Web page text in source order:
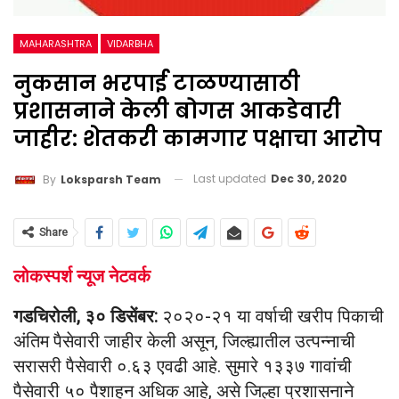
MAHARASHTRA VIDARBHA
नुकसान भरपाई टाळण्यासाठी
प्रशासनाने केली बोगस आकडेवारी
जाहीर: शेतकरी कामगार पक्षाचा आरोप
By Loksparsh Team Last updated Dec 30, 2020
Share
लोकस्पर्श न्यूज नेटवर्क
गडचिरोली, ३० डिसेंबर: २०२०-२१ या वर्षाची खरीप पिकाची
अंतिम पैसेवारी जाहीर केली असून, जिल्ह्यातील उत्पन्नाची
सरासरी पैसेवारी ०.६३ एवढी आहे. सुमारे १३३७ गावांची
पैसेवारी ५० पैशाहून अधिक आहे, असे जिल्हा प्रशासनाने